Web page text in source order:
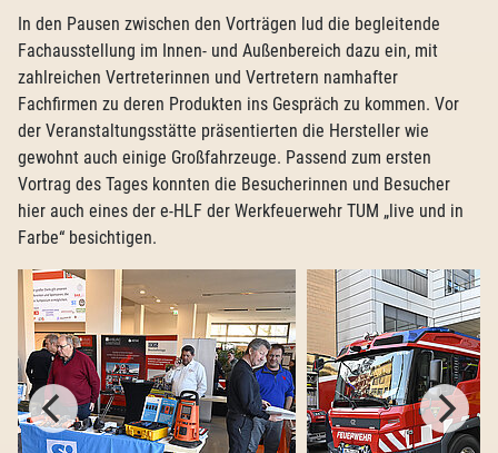
In den Pausen zwischen den Vorträgen lud die begleitende
Fachausstellung im Innen- und Außenbereich dazu ein, mit
zahlreichen Vertreterinnen und Vertretern namhafter
Fachfirmen zu deren Produkten ins Gespräch zu kommen. Vor
der Veranstaltungsstätte präsentierten die Hersteller wie
gewohnt auch einige Großfahrzeuge. Passend zum ersten
Vortrag des Tages konnten die Besucherinnen und Besucher
hier auch eines der e-HLF der Werkfeuerwehr TUM „live und in
Farbe“ besichtigen.